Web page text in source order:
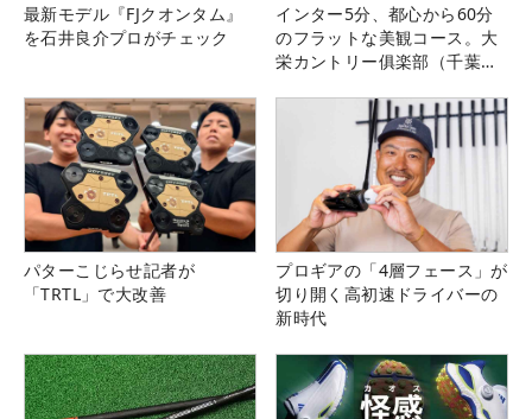
最新モデル『FJクオンタム』
を石井良介プロがチェック
インター5分、都心から60分
のフラットな美観コース。大
栄カントリー俱楽部（千葉
パターこじらせ記者が
「TRTL」で大改善
プロギアの「4層フェース」が
切り開く高初速ドライバーの
新時代